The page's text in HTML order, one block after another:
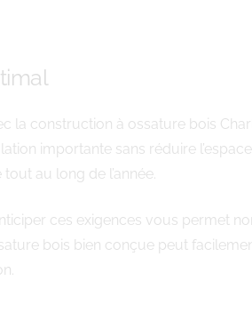
la construction à ossature bois
importante sans réduire
au long de l’année.
ces exigences vous permet
bois bien conçue peut